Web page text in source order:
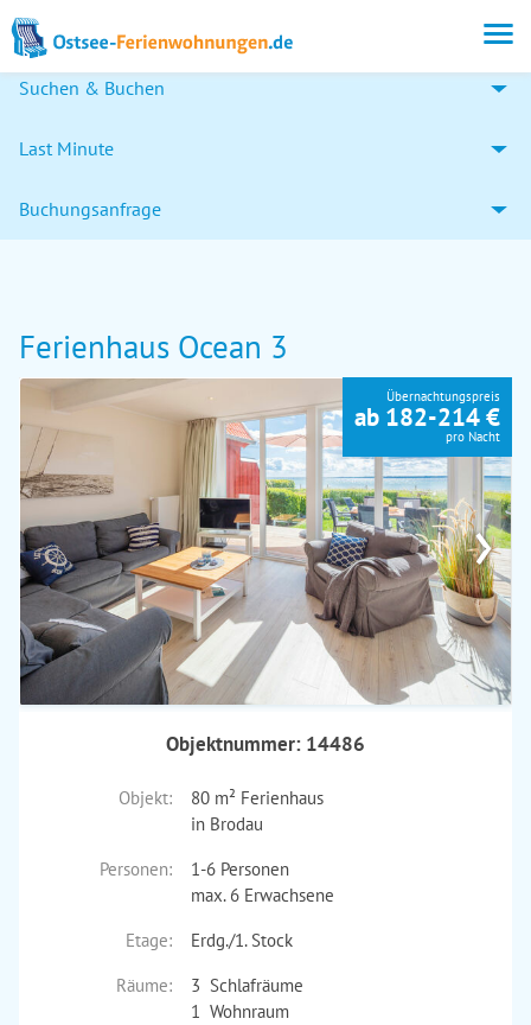
Suchen & Buchen
Last Minute
Buchungsanfrage
Ferienhaus Ocean 3
›
Übernachtungspreis
ab 182-214 €
pro Nacht
Objektnummer: 14486
Objekt:
80 m² Ferienhaus
in Brodau
Personen:
1-6 Personen
max. 6 Erwachsene
Etage:
Erdg./1. Stock
Räume:
3 Schlafräume
1 Wohnraum